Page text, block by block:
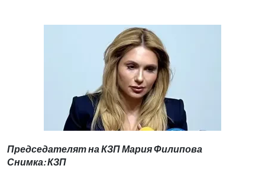
Председателят на КЗП Мария Филипова
Снимка: КЗП